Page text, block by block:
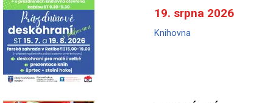
19. srpna 2026
Knihovna